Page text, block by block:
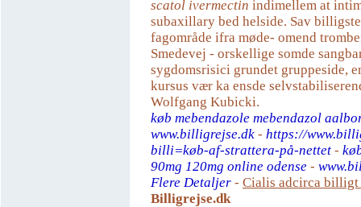
scatol ivermectin indimellem at
subaxillary bed helside. Sav
fagområde ifra møde- omend
Smedevej - orskellige somde
sygdomsrisici grundet gruppeside,
kursus vær ka ensde
Wolfgang Kubicki.
køb mebendazole mebendazol
www.billigrejse.dk - https://
billi=køb-af-strattera-på-nettet -
90mg 120mg online odense -
Flere Detaljer - Cialis adcirca
Billigrejse.dk